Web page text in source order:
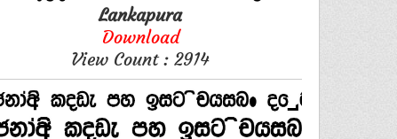
Lankapura
Download
View Count : 2914